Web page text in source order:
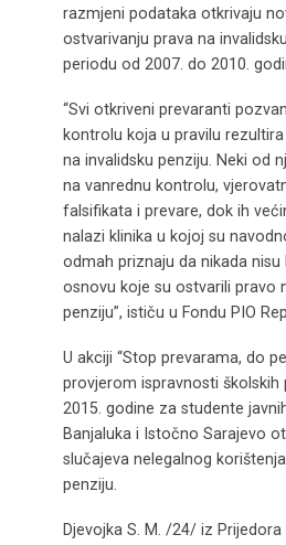
razmjeni podataka otkrivaju
ostvarivanju prava na
periodu od 2007. do 2010.
“Svi otkriveni prevaranti
kontrolu koja u pravilu
na invalidsku penziju. Neki od
na vanrednu kontrolu,
falsifikata i prevare, dok ih
nalazi klinika u kojoj su
odmah priznaju da nikada
osnovu koje su ostvarili pravo
penziju”, ističu u Fondu PIO
U akciji “Stop prevarama, do
provjerom ispravnosti
2015. godine za studente
Banjaluka i Istočno Sarajevo
slučajeva nelegalnog
penziju.
Djevojka S. M. /24/ iz